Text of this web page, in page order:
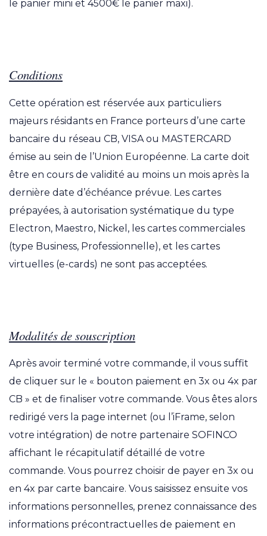
le panier mini et 4500€ le panier maxi).
Conditions
Cette opération est réservée aux particuliers
majeurs résidants en France porteurs d’une carte
bancaire du réseau CB, VISA ou MASTERCARD
émise au sein de l’Union Européenne. La carte doit
être en cours de validité au moins un mois après la
dernière date d’échéance prévue. Les cartes
prépayées, à autorisation systématique du type
Electron, Maestro, Nickel, les cartes commerciales
(type Business, Professionnelle), et les cartes
virtuelles (e-cards) ne sont pas acceptées.
Modalités de souscription
Après avoir terminé votre commande, il vous suffit
de cliquer sur le « bouton paiement en 3x ou 4x par
CB » et de finaliser votre commande. Vous êtes alors
redirigé vers la page internet (ou l’iFrame, selon
votre intégration) de notre partenaire SOFINCO
affichant le récapitulatif détaillé de votre
commande. Vous pourrez choisir de payer en 3x ou
en 4x par carte bancaire. Vous saisissez ensuite vos
informations personnelles, prenez connaissance des
informations précontractuelles de paiement en